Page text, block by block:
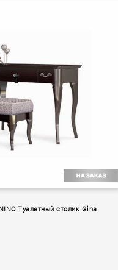
Туалетный столик Gina